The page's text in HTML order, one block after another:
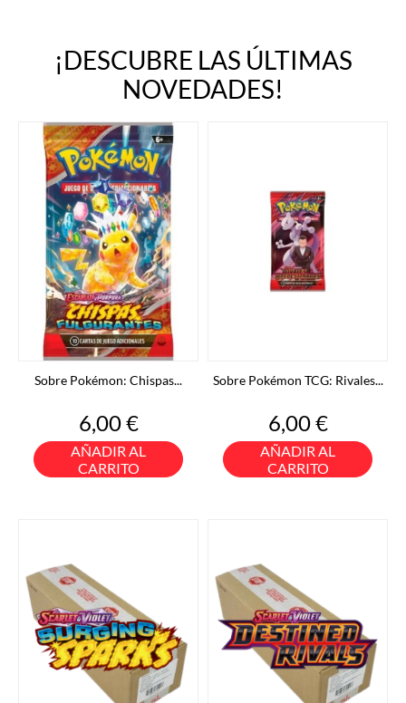
¡DESCUBRE LAS ÚLTIMAS
NOVEDADES!
Sobre Pokémon: Chispas...
Precio
6,00 €
AÑADIR AL
CARRITO
Sobre Pokémon TCG: Rivales...
Precio
6,00 €
AÑADIR AL
CARRITO